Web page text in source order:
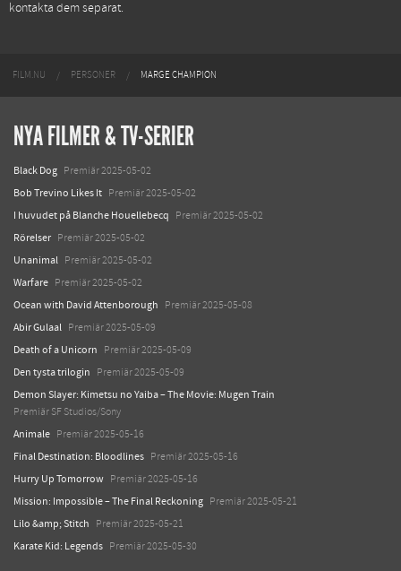
kontakta dem separat.
FILM.NU PERSONER MARGE CHAMPION
NYA FILMER & TV-SERIER
Black Dog Premiär 2025-05-02
Bob Trevino Likes It Premiär 2025-05-02
I huvudet på Blanche Houellebecq Premiär 2025-05-02
Rörelser Premiär 2025-05-02
Unanimal Premiär 2025-05-02
Warfare Premiär 2025-05-02
Ocean with David Attenborough Premiär 2025-05-08
Abir Gulaal Premiär 2025-05-09
Death of a Unicorn Premiär 2025-05-09
Den tysta trilogin Premiär 2025-05-09
Demon Slayer: Kimetsu no Yaiba – The Movie: Mugen Train
Premiär SF Studios/Sony
Animale Premiär 2025-05-16
Final Destination: Bloodlines Premiär 2025-05-16
Hurry Up Tomorrow Premiär 2025-05-16
Mission: Impossible – The Final Reckoning Premiär 2025-05-21
Lilo &amp; Stitch Premiär 2025-05-21
Karate Kid: Legends Premiär 2025-05-30